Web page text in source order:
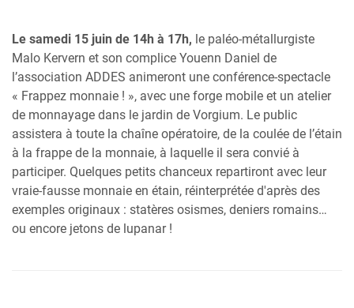
Le samedi 15 juin de 14h à 17h, le paléo-métallurgiste
Malo Kervern et son complice Youenn Daniel de
l’association ADDES animeront une conférence-spectacle
« Frappez monnaie ! », avec une forge mobile et un atelier
de monnayage dans le jardin de Vorgium. Le public
assistera à toute la chaîne opératoire, de la coulée de l’étain
à la frappe de la monnaie, à laquelle il sera convié à
participer. Quelques petits chanceux repartiront avec leur
vraie-fausse monnaie en étain, réinterprétée d'après des
exemples originaux : statères osismes, deniers romains…
ou encore jetons de lupanar !